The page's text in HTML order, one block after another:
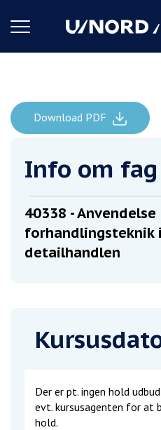
Toggle
ForsideDownload PDF
Info om fag
40338 -
forhandlingsteknik i
detailhandlen
Der er pt. ingen hold
evt. kursusagenten for at
hold.